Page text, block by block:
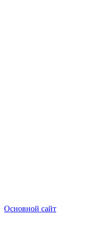
Основной сайт